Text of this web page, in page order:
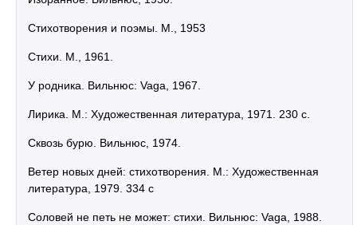
Стихотворения и поэмы. М., 1953
Стихи. М., 1961.
У родника. Вильнюс: Vaga, 1967.
Лирика. М.: Художественная литература, 1971. 230 с.
Сквозь бурю. Вильнюс, 1974.
Ветер новых дней: стихотворения. М.: Художественная
литература, 1979. 334 с
Соловей не петь не может: стихи. Вильнюс: Vaga, 1988.